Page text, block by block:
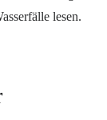
lesen.